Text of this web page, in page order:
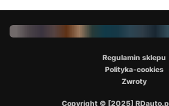
Copyright © [2025]
Regulamin sklepu
Polityka-cookies
Zwroty